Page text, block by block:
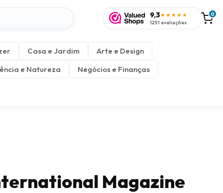
9,3★★★★★
1251 avaliações
0
Casa e Jardim
Arte e Design
e Natureza
Negócios e Finanças
Magazine